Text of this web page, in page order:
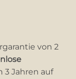
von 2
3 Jahren auf